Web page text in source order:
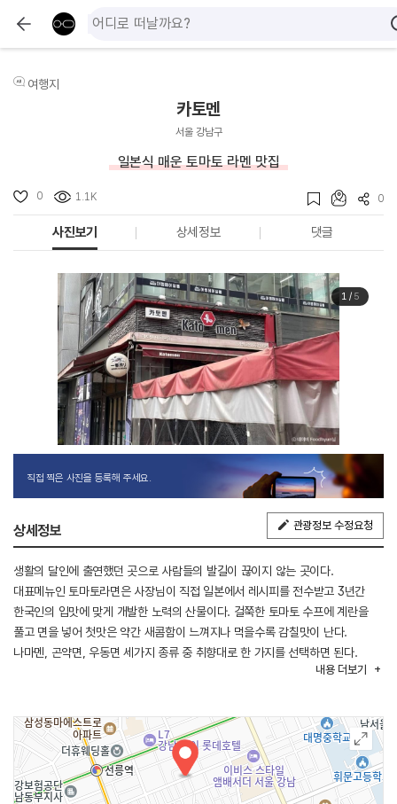
여행지
카토멘
서울 강남구
일본식 매운 토마토 라멘 맛집
0 1.1K 0
사진보기 상세정보 댓글
1/ 5
직접 찍은 사진을 등록해 주세요.
상세정보 관광정보 수정요청
생활의 달인에 출연했던 곳으로 사람들의 발길이 끊이지 않는 곳이다.
대표메뉴인 토마토라면은 사장님이 직접 일본에서 레시피를 전수받고 3년간
한국인의 입맛에 맞게 개발한 노력의 산물이다. 걸쭉한 토마토 수프에 계란을
풀고 면을 넣어 첫맛은 약간 새콤함이 느껴지나 먹을수록 감칠맛이 난다.
나마멘, 곤약면, 우동면 세가지 종류 중 취향대로 한 가지를 선택하면 된다.
내용 더보기